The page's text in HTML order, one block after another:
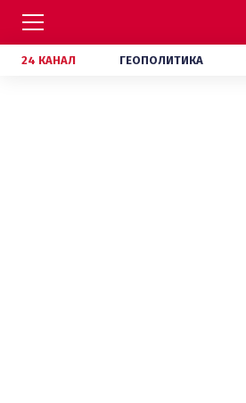
24 КАНАЛ ГЕОПОЛИТИКА